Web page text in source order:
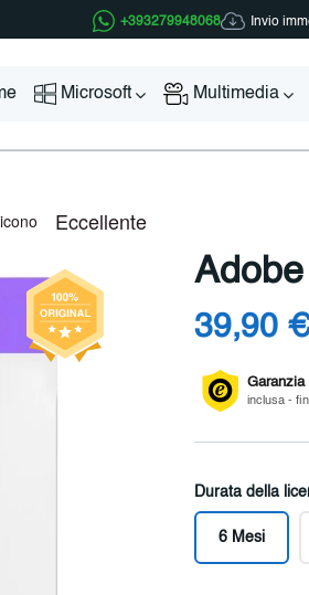
+393279948068 Invio
Microsoft Multimedia
39,90
Garanzia
inclusa -
Durata della
6 Mesi